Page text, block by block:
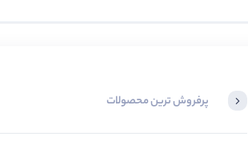
پرفروش ترین محصولات